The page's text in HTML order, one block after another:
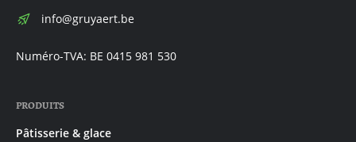
E-
info@gruyaert.be
Numéro-TVA: BE 0415 981 530
PRODUITS
Pâtisserie & glace